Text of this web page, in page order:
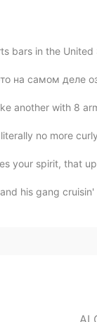
you text me.
bars in the
на самом деле
another with 8
no more
your spirit, that
his gang cruisin'
AI